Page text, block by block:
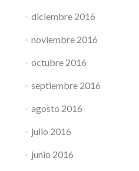
diciembre 2016
noviembre 2016
octubre 2016
septiembre 2016
agosto 2016
julio 2016
junio 2016